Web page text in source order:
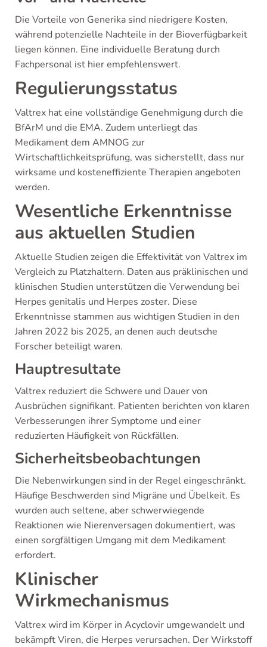
Die Vorteile von Generika sind niedrigere Kosten,
während potenzielle Nachteile in der Bioverfügbarkeit
liegen können. Eine individuelle Beratung durch
Fachpersonal ist hier empfehlenswert.
Regulierungsstatus
Valtrex hat eine vollständige Genehmigung durch die
BfArM und die EMA. Zudem unterliegt das
Medikament dem AMNOG zur
Wirtschaftlichkeitsprüfung, was sicherstellt, dass nur
wirksame und kosteneffiziente Therapien angeboten
werden.
Wesentliche Erkenntnisse
aus aktuellen Studien
Aktuelle Studien zeigen die Effektivität von Valtrex im
Vergleich zu Platzhaltern. Daten aus präklinischen und
klinischen Studien unterstützen die Verwendung bei
Herpes genitalis und Herpes zoster. Diese
Erkenntnisse stammen aus wichtigen Studien in den
Jahren 2022 bis 2025, an denen auch deutsche
Forscher beteiligt waren.
Hauptresultate
Valtrex reduziert die Schwere und Dauer von
Ausbrüchen signifikant. Patienten berichten von klaren
Verbesserungen ihrer Symptome und einer
reduzierten Häufigkeit von Rückfällen.
Sicherheitsbeobachtungen
Die Nebenwirkungen sind in der Regel eingeschränkt.
Häufige Beschwerden sind Migräne und Übelkeit. Es
wurden auch seltene, aber schwerwiegende
Reaktionen wie Nierenversagen dokumentiert, was
einen sorgfältigen Umgang mit dem Medikament
erfordert.
Klinischer
Wirkmechanismus
Valtrex wird im Körper in Acyclovir umgewandelt und
bekämpft Viren, die Herpes verursachen. Der Wirkstoff